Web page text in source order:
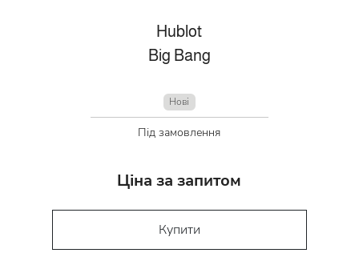
Hublot
Big Bang
Нові
Під замовлення
Ціна за запитом
Купити